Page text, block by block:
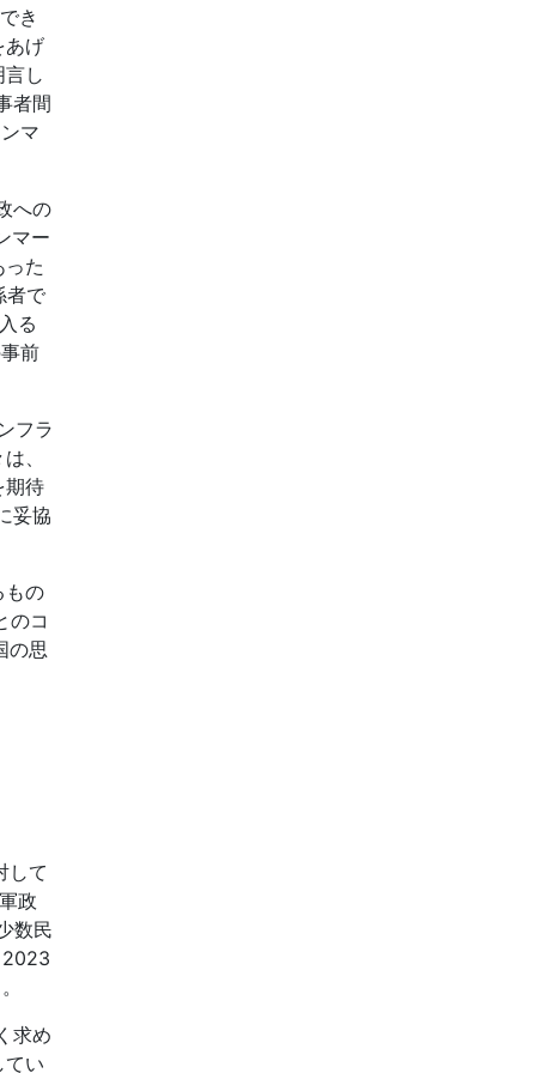
き
あげ
し
者間
マ
への
マー
た
者で
る
前
フラ
、
期待
妥協
もの
のコ
の思
して
政
数民
求め
てい